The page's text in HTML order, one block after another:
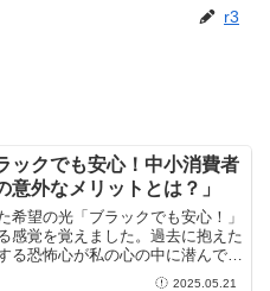
r3
ックでも安心！中小消費者
意外なメリットとは？」
希望の光「ブラックでも安心！」
感覚を覚えました。過去に抱えた
る恐怖心が私の心の中に潜んでい
択肢があることに気づい...2025.05.21